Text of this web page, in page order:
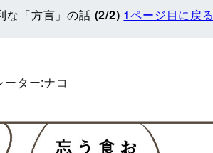
な「方言」の話 (2/2) 1ページ目に戻る
ーター:ナコ